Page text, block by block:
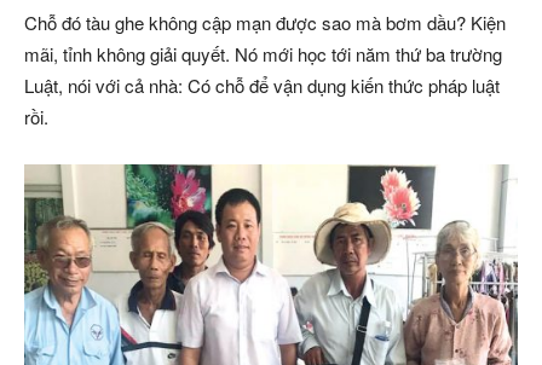
Chỗ đó tàu ghe không cập mạn được sao mà bơm dầu? Kiện
mãi, tỉnh không giải quyết. Nó mới học tới năm thứ ba trường
Luật, nói với cả nhà: Có chỗ để vận dụng kiến thức pháp luật
rồi.